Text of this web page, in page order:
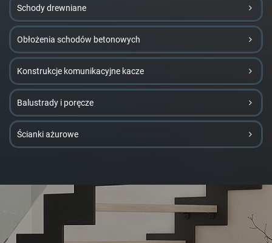
Schody drewniane
Obłożenia schodów betonowych
Konstrukcje komunikacyjne kacze
Balustrady i poręcze
Ścianki ażurowe